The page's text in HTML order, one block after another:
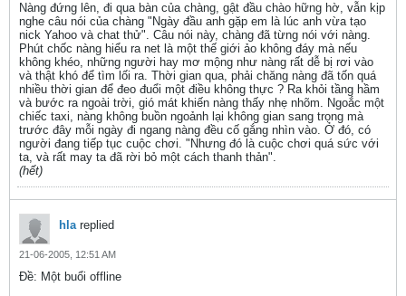
Nàng đứng lên, đi qua bàn của chàng, gật đầu chào hững hờ, vẫn kịp
nghe câu nói của chàng "Ngày đầu anh gặp em là lúc anh vừa tạo
nick Yahoo và chat thử". Câu nói này, chàng đã từng nói với nàng.
Phút chốc nàng hiểu ra net là một thế giới ảo không đáy mà nếu
không khéo, những người hay mơ mộng như nàng rất dễ bị rơi vào
và thật khó để tìm lối ra. Thời gian qua, phải chăng nàng đã tốn quá
nhiều thời gian để đeo đuổi một điều không thực ? Ra khỏi tầng hầm
và bước ra ngoài trời, gió mát khiến nàng thấy nhẹ nhõm. Ngoắc một
chiếc taxi, nàng không buồn ngoảnh lại không gian sang trọng mà
trước đây mỗi ngày đi ngang nàng đều cố gắng nhìn vào. Ở đó, có
người đang tiếp tục cuộc chơi. "Nhưng đó là cuộc chơi quá sức với
ta, và rất may ta đã rời bỏ một cách thanh thản".
(hết)
hlareplied
21-06-2005, 12:51 AM
Ðề: Một buổi offline